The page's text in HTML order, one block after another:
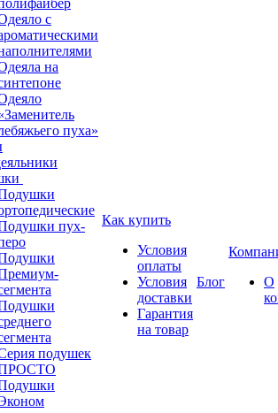
с
на
пуха»
пух-
подушек
Как купить
Условия
оплаты
Условия
доставки
Гарантия
на товар
Блог
О